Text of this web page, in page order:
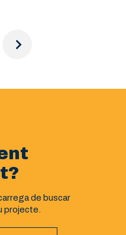
de buscar
projecte.